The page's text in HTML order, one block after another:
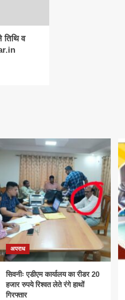
तिथि‍ व
अपराध
सिवनीः एडीएम कार्यालय का रीडर 20
हजार रुपये रिश्वत लेते रंगे हाथों
गिरफ्तार